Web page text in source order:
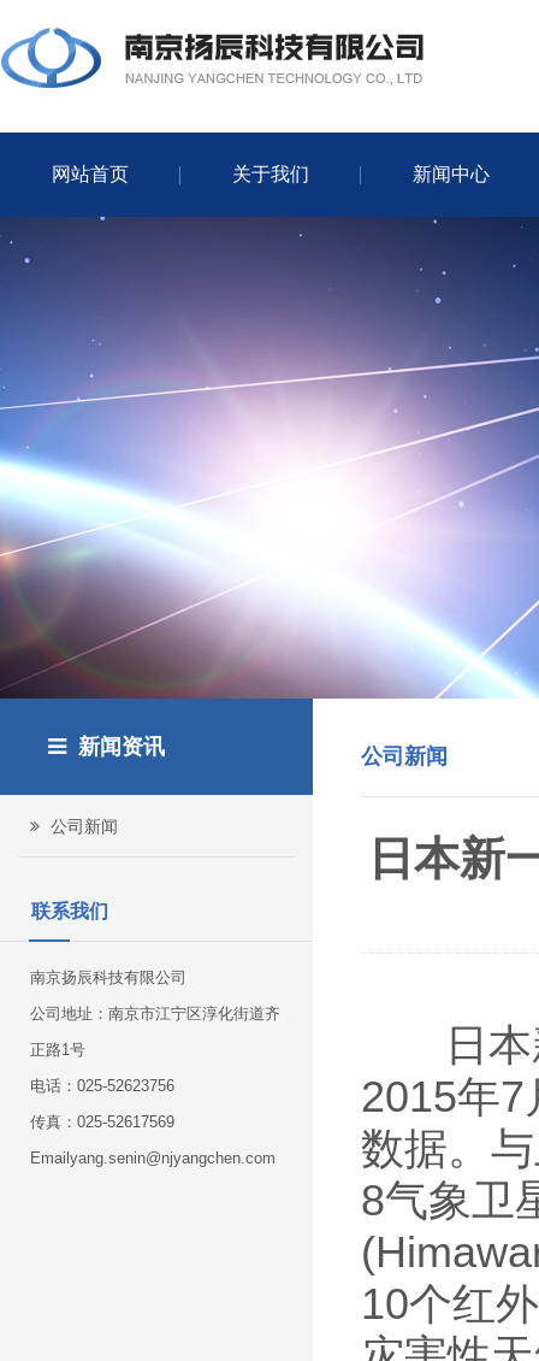
网站首页 关于我们 新闻中心
新闻资讯
公司新闻
联系我们
南京扬辰科技有限公司
公司地址：南京市江宁区淳化街道齐
正路1号
电话：025-52623756
传真：025-52617569
Emailyang.senin@njyangchen.com
公司新闻
日本新
日
2015年7
数据。
8气象卫
10个红